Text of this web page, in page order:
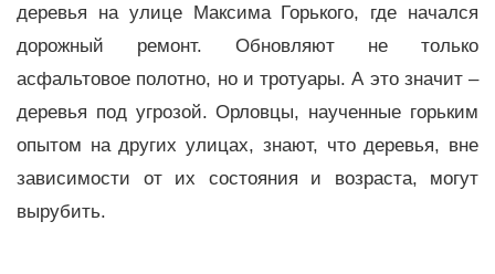
деревья на улице Максима Горького, где начался
дорожный ремонт. Обновляют не только
асфальтовое полотно, но и тротуары. А это значит –
деревья под угрозой. Орловцы, наученные горьким
опытом на других улицах, знают, что деревья, вне
зависимости от их состояния и возраста, могут
вырубить.